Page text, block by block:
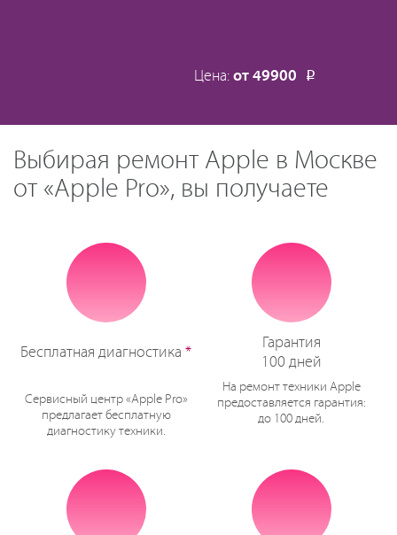
Цена: от 49900 Р
Выбирая ремонт Apple в Москве
от «Apple Pro», вы получаете
Бесплатная диагностика *
Сервисный центр «Apple Pro»
предлагает бесплатную
диагностику техники.
Гарантия
100 дней
На ремонт техники Apple
предоставляется гарантия:
до 100 дней.